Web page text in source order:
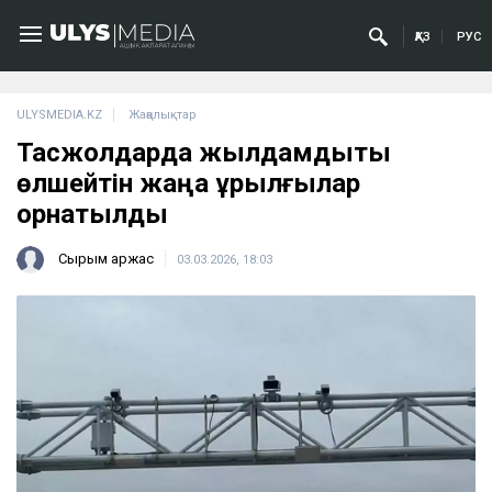
ҚАЗ РУС
ULYSMEDIA.KZ Жаңалықтар
Тасжолдарда жылдамдықты
өлшейтін жаңа құрылғылар
орнатылды
Сырым Қаржас 03.03.2026, 18:03